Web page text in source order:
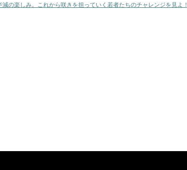
の楽しみ。これから咲きを担っていく若者たちのチャレンジを見よ！